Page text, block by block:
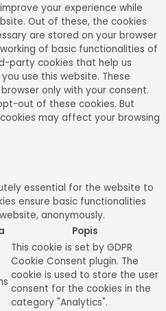
your experience while
Out of these, the cookies
are stored on your browser
of basic functionalities of
party cookies that help us
use this website. These
only with your consent.
out of these cookies. But
may affect your browsing
essential for the website to
ensure basic functionalities
anonymously.
Popis
This cookie is set by GDPR
Cookie Consent plugin. The
cookie is used to store the user
consent for the cookies in the
category "Analytics".